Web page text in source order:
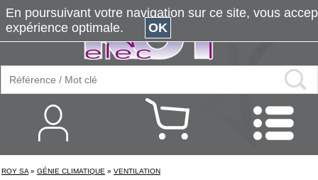
ROY SA » GÉNIE CLIMATIQUE » VENTILATION
En poursuivant votre navigation sur ce site, vous
expérience optimale.
OK